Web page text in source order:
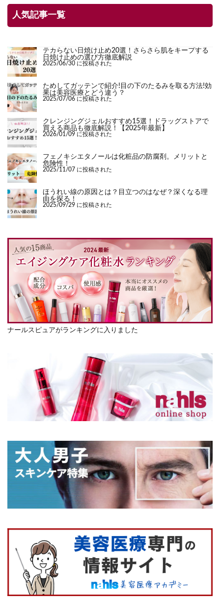
人気記事一覧
テカらない日焼け止め20選！さらさら肌をキープする
日焼け止めの選び方徹底解説
2025/06/30 に投稿された
ためしてガッテンで紹介!目の下のたるみを取る方法!効
果は美容医療とどう違う？
2025/07/06 に投稿された
クレンジングジェルおすすめ15選！ドラッグストアで
買える商品も徹底解説！【2025年最新】
2026/01/09 に投稿された
フェノキシエタノールは化粧品の防腐剤。メリットと
危険性！
2025/11/07 に投稿された
ほうれい線の原因とは？目立つのはなぜ？深くなる理
由を探る！
2025/09/29 に投稿された
ナールスピュアがランキングに入りました